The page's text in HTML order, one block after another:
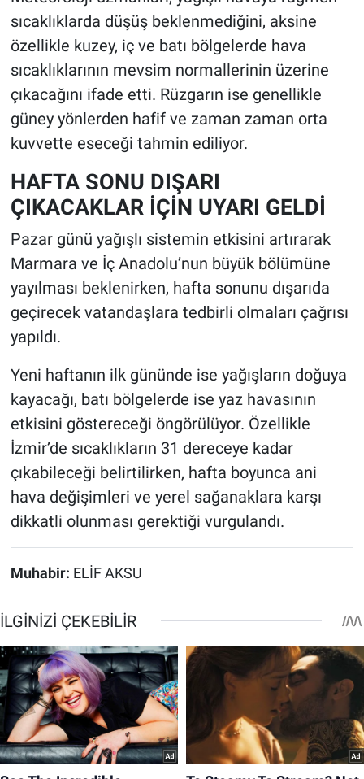
sıcaklıklarda düşüş beklenmediğini, aksine
özellikle kuzey, iç ve batı bölgelerde hava
sıcaklıklarının mevsim normallerinin üzerine
çıkacağını ifade etti. Rüzgarın ise genellikle
güney yönlerden hafif ve zaman zaman orta
kuvvette eseceği tahmin ediliyor.
HAFTA SONU DIŞARI
ÇIKACAKLAR İÇİN UYARI GELDİ
Pazar günü yağışlı sistemin etkisini artırarak
Marmara ve İç Anadolu’nun büyük bölümüne
yayılması beklenirken, hafta sonunu dışarıda
geçirecek vatandaşlara tedbirli olmaları çağrısı
yapıldı.
Yeni haftanın ilk gününde ise yağışların doğuya
kayacağı, batı bölgelerde ise yaz havasının
etkisini göstereceği öngörülüyor. Özellikle
İzmir’de sıcaklıkların 31 dereceye kadar
çıkabileceği belirtilirken, hafta boyunca ani
hava değişimleri ve yerel sağanaklara karşı
dikkatli olunması gerektiği vurgulandı.
Muhabir: ELİF AKSU